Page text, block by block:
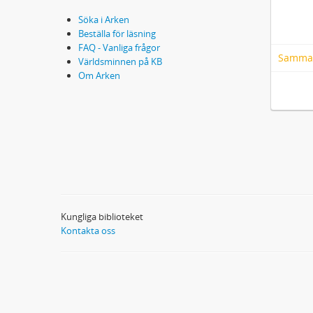
Söka i Arken
Beställa för läsning
FAQ - Vanliga frågor
Världsminnen på KB
Om Arken
Kungliga biblioteket
Kontakta oss